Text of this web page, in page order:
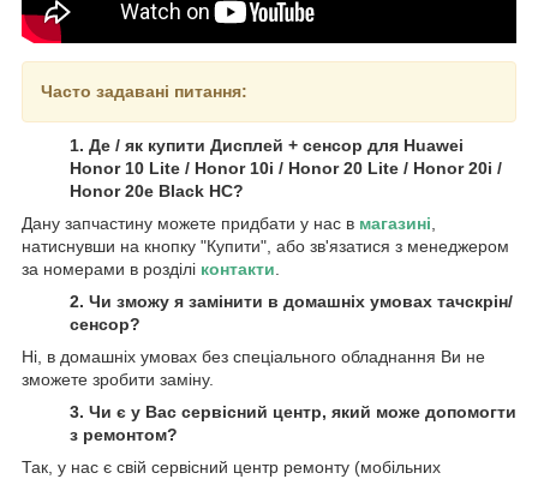
Часто задавані питання:
1. Де / як купити Дисплей + сенсор для Huawei
Honor 10 Lite / Honor 10i / Honor 20 Lite / Honor 20i /
Honor 20e Black HC?
Дану запчастину можете придбати у нас в магазині
натиснувши на кнопку "Купити", або зв'язатися з менеджером
за номерами в розділі контакти
2. Чи зможу я замінити в домашніх умовах тачскрін/
сенсор?
Ні, в домашніх умовах без спеціального обладнання Ви не
зможете зробити заміну.
3. Чи є у Вас сервісний центр, який може допомогти
з ремонтом?
Так, у нас є свій сервісний центр ремонту (мобільних